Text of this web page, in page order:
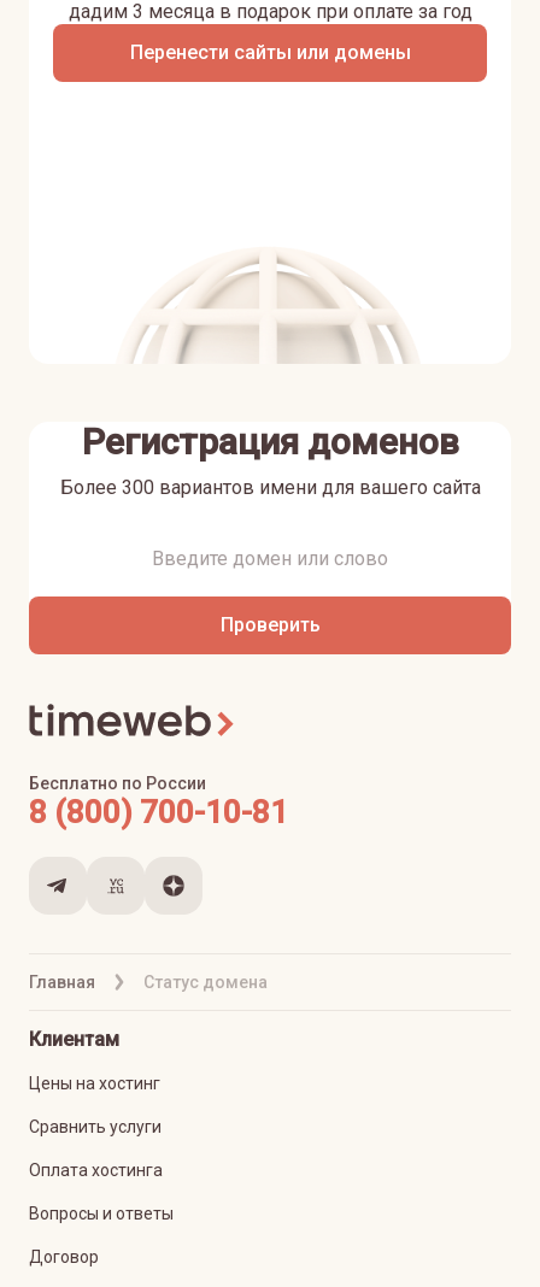
Перенести сайты или домены
дадим 3 месяца в подарок при оплате за год
Регистрация доменов
Более 300 вариантов имени для вашего сайта
Проверить
Главная Статус домена
Бесплатно по России
8 (800) 700-10-81
Клиентам
Цены на хостинг
Сравнить услуги
Оплата хостинга
Вопросы и ответы
Договор